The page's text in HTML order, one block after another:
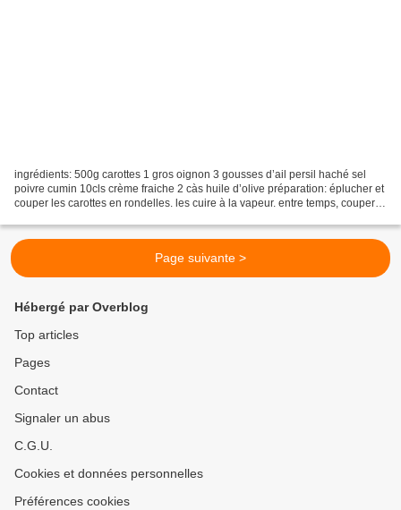
ingrédients: 500g carottes 1 gros oignon 3 gousses d’ail persil haché sel
poivre cumin 10cls crème fraiche 2 càs huile d’olive préparation: éplucher et
couper les carottes en rondelles. les cuire à la vapeur. entre temps, couper
Page suivante >
Hébergé par Overblog
Top articles
Pages
Contact
Signaler un abus
C.G.U.
Cookies et données personnelles
Préférences cookies